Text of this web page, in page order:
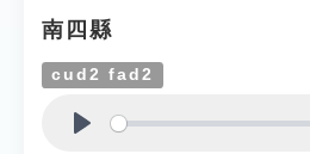
南四縣
cud2 fad2